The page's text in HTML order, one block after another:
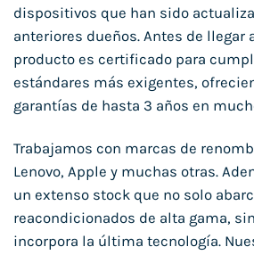
dispositivos que han sido
anteriores dueños. Antes de llegar
producto es certificado para
estándares más exigentes,
garantías de hasta 3 años en
Trabajamos con marcas de
Lenovo, Apple y muchas otras.
un extenso stock que no solo
reacondicionados de alta gama,
incorpora la última tecnología.